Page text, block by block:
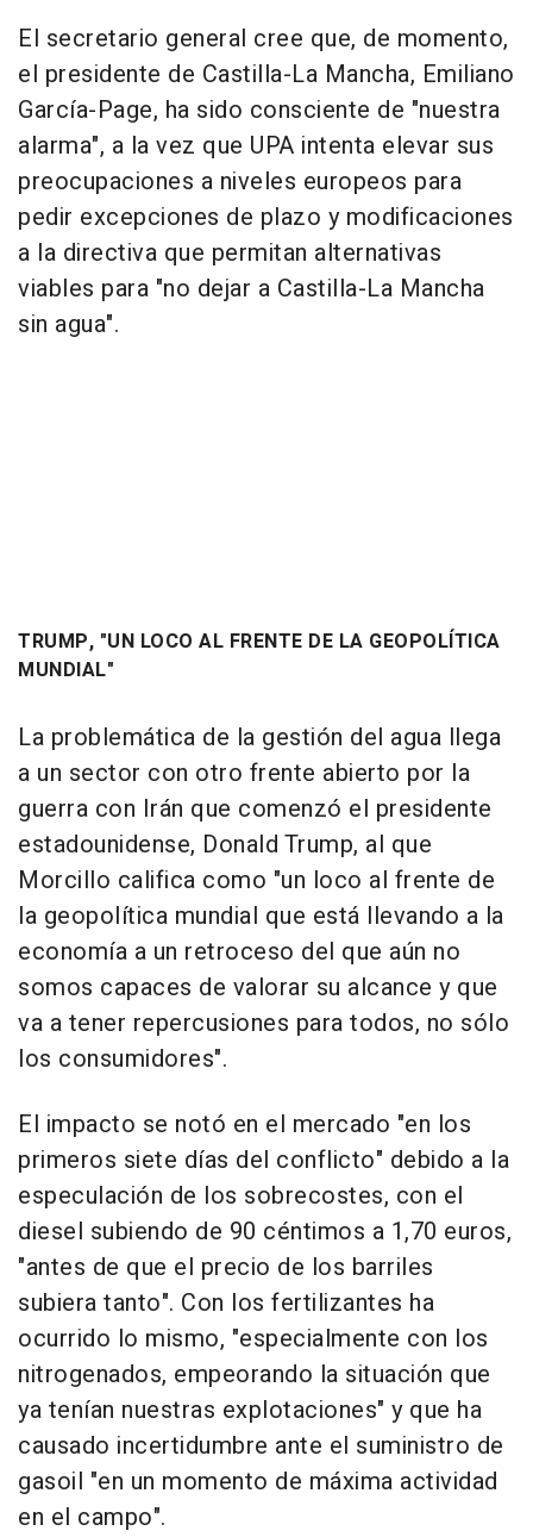
El secretario general cree que, de momento,
el presidente de Castilla-La Mancha, Emiliano
García-Page, ha sido consciente de "nuestra
alarma", a la vez que UPA intenta elevar sus
preocupaciones a niveles europeos para
pedir excepciones de plazo y modificaciones
a la directiva que permitan alternativas
viables para "no dejar a Castilla-La Mancha
sin agua".
TRUMP, "UN LOCO AL FRENTE DE LA GEOPOLÍTICA
MUNDIAL"
La problemática de la gestión del agua llega
a un sector con otro frente abierto por la
guerra con Irán que comenzó el presidente
estadounidense, Donald Trump, al que
Morcillo califica como "un loco al frente de
la geopolítica mundial que está llevando a la
economía a un retroceso del que aún no
somos capaces de valorar su alcance y que
va a tener repercusiones para todos, no sólo
los consumidores".
El impacto se notó en el mercado "en los
primeros siete días del conflicto" debido a la
especulación de los sobrecostes, con el
diesel subiendo de 90 céntimos a 1,70 euros,
"antes de que el precio de los barriles
subiera tanto". Con los fertilizantes ha
ocurrido lo mismo, "especialmente con los
nitrogenados, empeorando la situación que
ya tenían nuestras explotaciones" y que ha
causado incertidumbre ante el suministro de
gasoil "en un momento de máxima actividad
en el campo".